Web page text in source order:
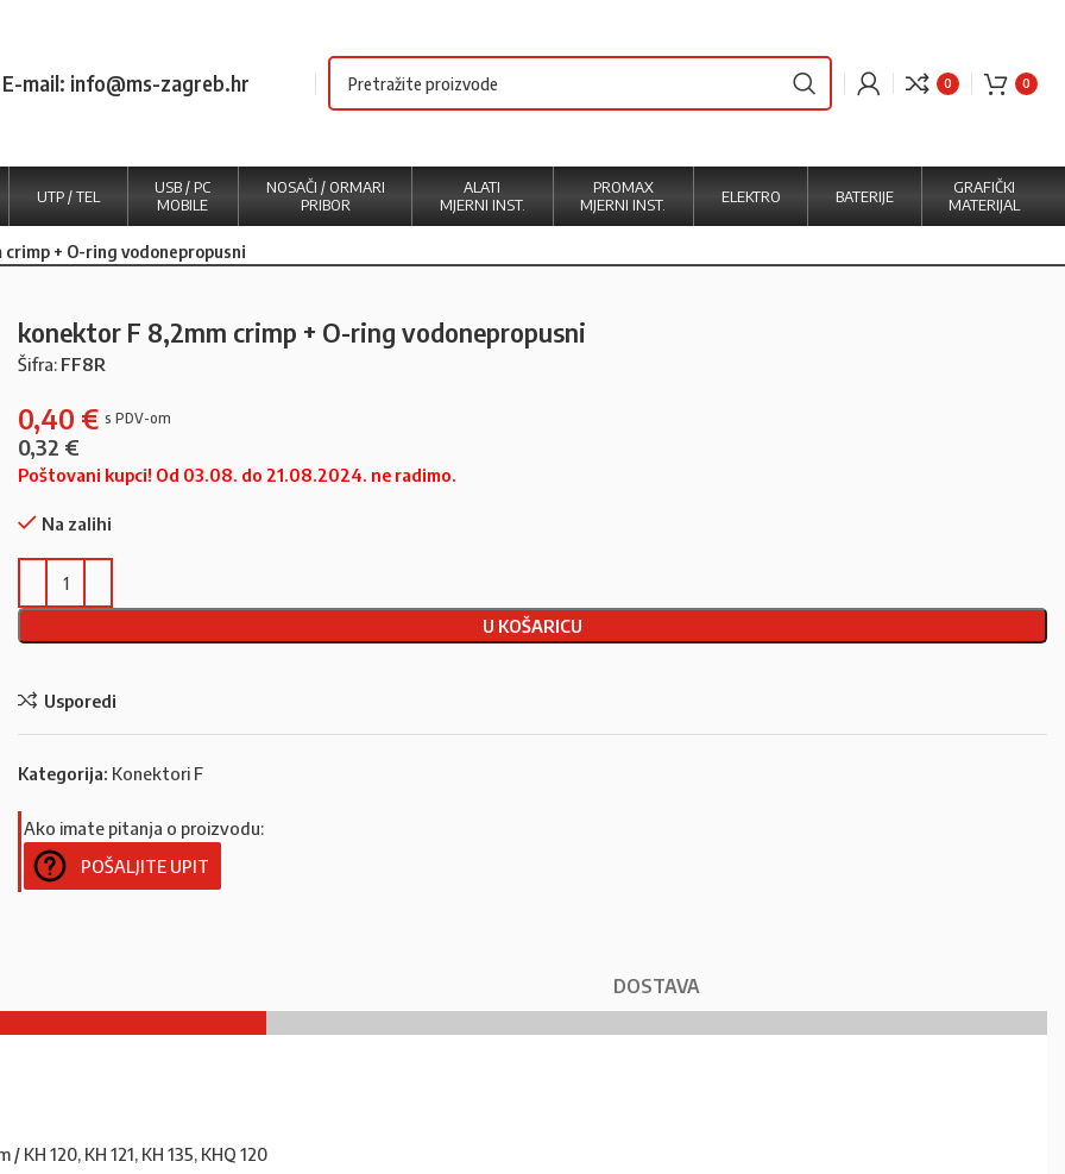
E-mail: info@ms-zagreb.hr 0 0
UTP / TEL
USB / PC
MOBILE
NOSAČI / ORMARI
PRIBOR
ALATI
MJERNI INST.
PROMAX
MJERNI INST.
ELEKTRO BATERIJE
GRAFIČKI
MATERIJAL
+ O-ring vodonepropusni
konektor F 8,2mm crimp + O-ring vodonepropusni
Šifra: FF8R
0,40 €
0,32 €
Poštovani kupci! Od 03.08. do 21.08.2024. ne radimo.
Na zalihi
U KOŠARICU
Usporedi
Kategorija: Konektori F
Ako imate pitanja o proizvodu:
POŠALJITE UPIT
DOSTAVA
120, KH 121, KH 135, KHQ 120